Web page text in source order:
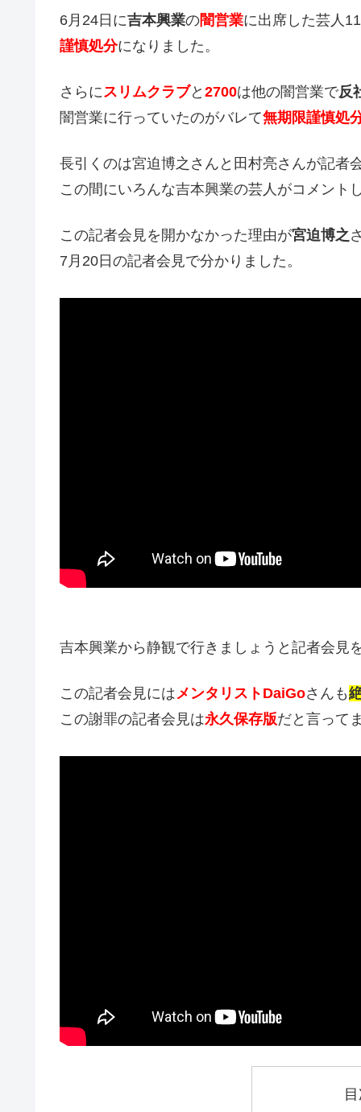
6月24日に吉本興業の闇営業に出席した芸人
謹慎処分になりました。
さらにスリムクラブと 2700は他の闇営業で反
闇営業に行っていたのがバレて無期限謹慎処
長引くのは宮迫博之さんと田村亮さんが記者
この間にいろんな吉本興業の芸人がコメント
この記者会見を開かなかった理由が宮迫博之
7月20日の記者会見で分かりました。
吉本興業から静観で行きましょうと記者会見
この記者会見には メンタリストDaiGoさんも
この謝罪の記者会見は永久保存版だと言って